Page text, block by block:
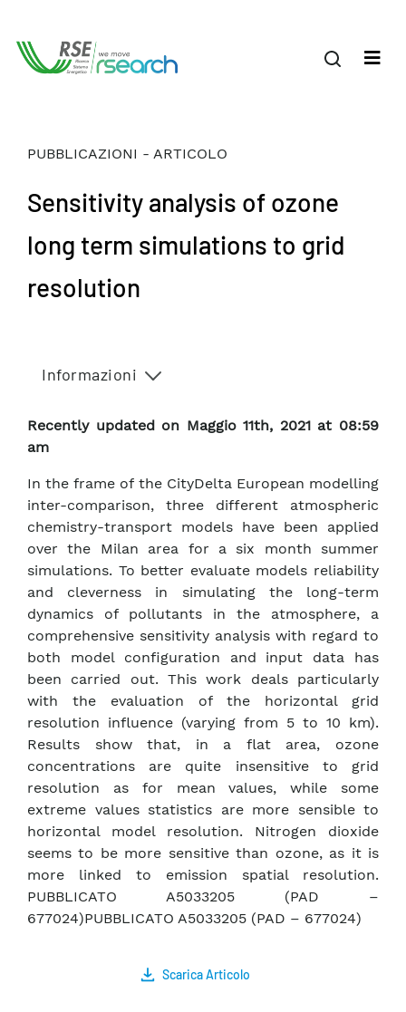
PUBBLICAZIONI - ARTICOLO
Sensitivity analysis of ozone
long term simulations to grid
resolution
Informazioni
Recently updated on Maggio 11th, 2021 at 08:59
am
In the frame of the CityDelta European modelling
inter-comparison, three different atmospheric
chemistry-transport models have been applied
over the Milan area for a six month summer
simulations. To better evaluate models reliability
and cleverness in simulating the long-term
dynamics of pollutants in the atmosphere, a
comprehensive sensitivity analysis with regard to
both model configuration and input data has
been carried out. This work deals particularly
with the evaluation of the horizontal grid
resolution influence (varying from 5 to 10 km).
Results show that, in a flat area, ozone
concentrations are quite insensitive to grid
resolution as for mean values, while some
extreme values statistics are more sensible to
horizontal model resolution. Nitrogen dioxide
seems to be more sensitive than ozone, as it is
more linked to emission spatial resolution.
PUBBLICATO A5033205 (PAD –
677024)PUBBLICATO A5033205 (PAD – 677024)
Scarica Articolo